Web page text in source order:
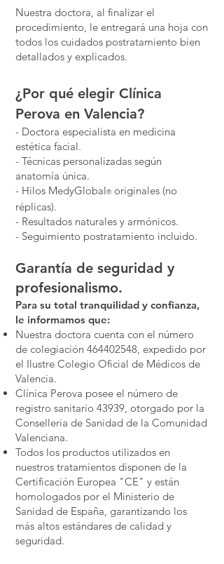
Nuestra doctora, al finalizar el
procedimiento, le entregará una hoja con
todos los cuidados postratamiento bien
detallados y explicados.
¿Por qué elegir Clínica
Perova en Valencia?
- Doctora especialista en medicina
estética facial.
- Técnicas personalizadas según
anatomía única.
- Hilos MedyGlobal® originales (no
réplicas).
- Resultados naturales y armónicos.
- Seguimiento postratamiento incluido.
Garantía de seguridad y
profesionalismo.
Para su total tranquilidad y confianza,
le informamos que:
Nuestra doctora cuenta con el número
de colegiación 464402548, expedido por
el Ilustre Colegio Oficial de Médicos de
Valencia.
Clínica Perova posee el número de
registro sanitario 43939, otorgado por la
Conselleria de Sanidad de la Comunidad
Valenciana.
Todos los productos utilizados en
nuestros tratamientos disponen de la
Certificación Europea "CE" y están
homologados por el Ministerio de
Sanidad de España, garantizando los
más altos estándares de calidad y
seguridad.